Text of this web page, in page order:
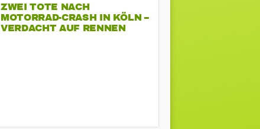
ZWEI TOTE NACH
MOTORRAD-CRASH IN KÖLN –
VERDACHT AUF RENNEN